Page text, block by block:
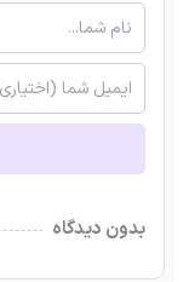
بدون دیدگاه